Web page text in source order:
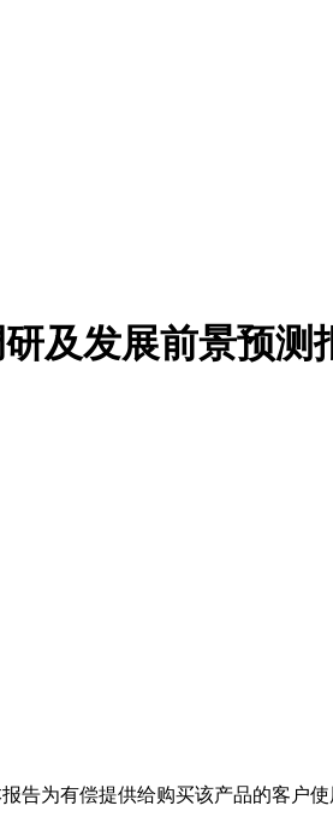
及发展前景预测
为有偿提供给购买该产品的客户